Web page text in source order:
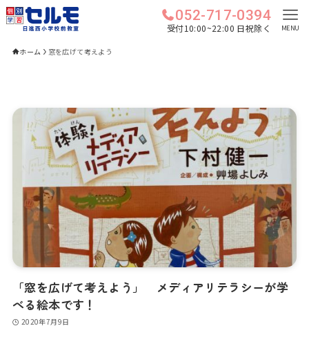
052-717-0394
受付10:00~22:00 日祝除く MENU
ホーム 窓を広げて考えよう
「窓を広げて考えよう」 メディアリテラシーが学
べる絵本です！
2020年7月9日